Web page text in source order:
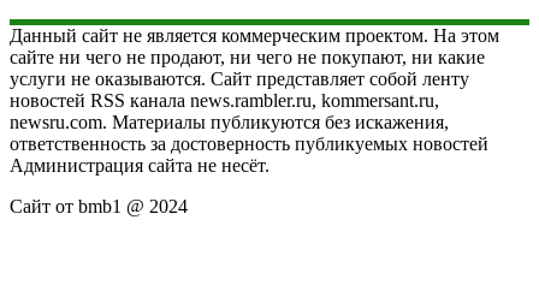
Данный сайт не является коммерческим проектом. На этом
сайте ни чего не продают, ни чего не покупают, ни какие
услуги не оказываются. Сайт представляет собой ленту
новостей RSS канала news.rambler.ru, kommersant.ru,
newsru.com. Материалы публикуются без искажения,
ответственность за достоверность публикуемых новостей
Администрация сайта не несёт.
Сайт от bmb1 @ 2024